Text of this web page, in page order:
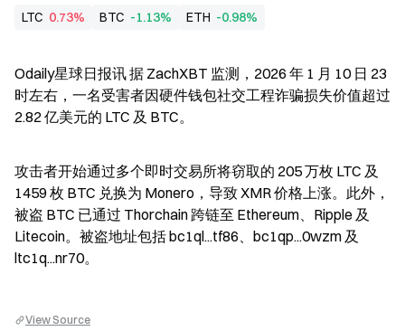
LTC 0.73% BTC -1.13% ETH -0.98%
Odaily星球日报讯 据 ZachXBT 监测，2026 年 1 月 10 日 23
时左右，一名受害者因硬件钱包社交工程诈骗损失价值超过
2.82 亿美元的 LTC 及 BTC。
攻击者开始通过多个即时交易所将窃取的 205 万枚 LTC 及
1459 枚 BTC 兑换为 Monero，导致 XMR 价格上涨。此外，
被盗 BTC 已通过 Thorchain 跨链至 Ethereum、Ripple 及
Litecoin。被盗地址包括 bc1ql...tf86、bc1qp...0wzm 及
ltc1q...nr70。
View Source